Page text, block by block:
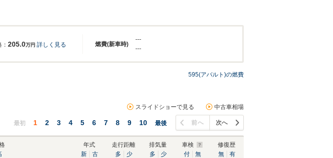
燃費(新車時)
205.0万円 詳しく見る
---
---
595(アバルト)の燃費
スライドショーで見る 中古車相場
最初 1 2 3 4 5 6 7 8 9 10 最後 前へ 次へ
年式
新
古
走行距離
多
少
排気量
多
少
車検
付
無
修復歴
無
有